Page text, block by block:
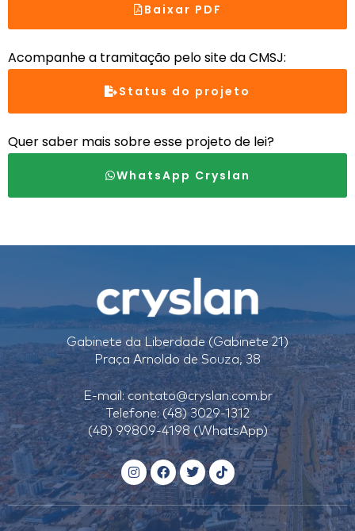
Baixar PDF
Acompanhe a tramitação pelo site da CMSJ:
Status do projeto
Quer saber mais sobre esse projeto de lei?
WhatsApp Cryslan
Gabinete da Liberdade (Gabinete 21)
Praça Arnoldo de Souza, 38
E-mail:contato@cryslan.com.br
Telefone: (48) 3029-1312
(48) 99809-4198 (WhatsApp)